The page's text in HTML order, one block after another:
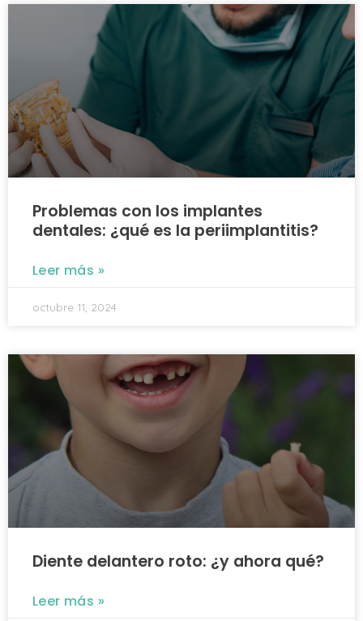
Problemas con los implantes
dentales: ¿qué es la periimplantitis?
Leer más »
octubre 11, 2024
Diente delantero roto: ¿y ahora qué?
Leer más »